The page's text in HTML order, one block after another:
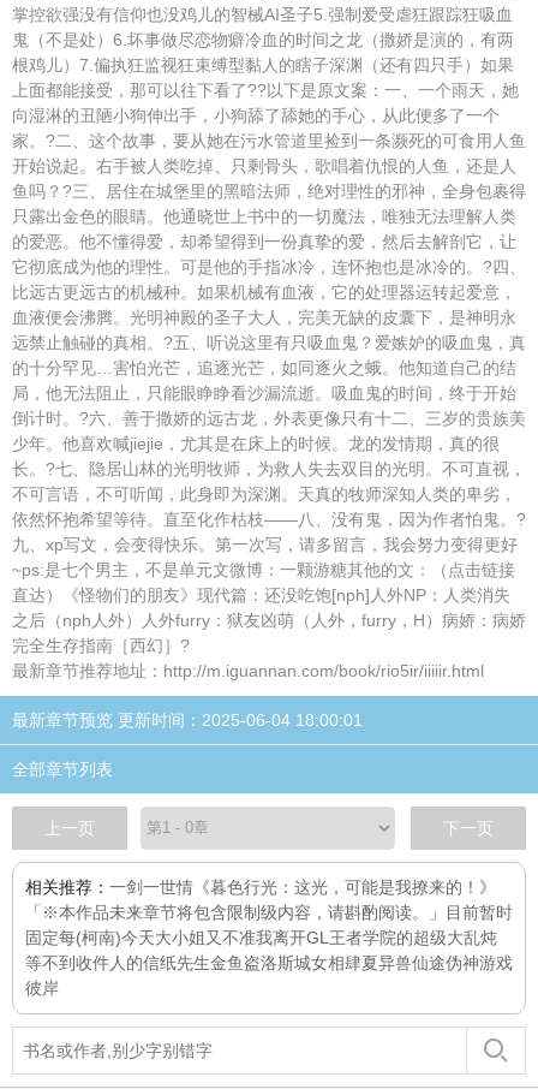
掌控欲强没有信仰也没鸡儿的智械AI圣子5.强制爱受虐狂跟踪狂吸血
鬼（不是处）6.坏事做尽恋物癖冷血的时间之龙（撒娇是演的，有两
根鸡儿）7.偏执狂监视狂束缚型黏人的瞎子深渊（还有四只手）如果
上面都能接受，那可以往下看了??以下是原文案：一、一个雨天，她
向湿淋的丑陋小狗伸出手，小狗舔了舔她的手心，从此便多了一个
家。?二、这个故事，要从她在污水管道里捡到一条濒死的可食用人鱼
开始说起。右手被人类吃掉、只剩骨头，歌唱着仇恨的人鱼，还是人
鱼吗？?三、居住在城堡里的黑暗法师，绝对理性的邪神，全身包裹得
只露出金色的眼睛。他通晓世上书中的一切魔法，唯独无法理解人类
的爱恶。他不懂得爱，却希望得到一份真挚的爱，然后去解剖它，让
它彻底成为他的理性。可是他的手指冰冷，连怀抱也是冰冷的。?四、
比远古更远古的机械种。如果机械有血液，它的处理器运转起爱意，
血液便会沸腾。光明神殿的圣子大人，完美无缺的皮囊下，是神明永
远禁止触碰的真相。?五、听说这里有只吸血鬼？爱嫉妒的吸血鬼，真
的十分罕见…害怕光芒，追逐光芒，如同逐火之蛾。他知道自己的结
局，他无法阻止，只能眼睁睁看沙漏流逝。吸血鬼的时间，终于开始
倒计时。?六、善于撒娇的远古龙，外表更像只有十二、三岁的贵族美
少年。他喜欢喊jiejie，尤其是在床上的时候。龙的发情期，真的很
长。?七、隐居山林的光明牧师，为救人失去双目的光明。不可直视，
不可言语，不可听闻，此身即为深渊。天真的牧师深知人类的卑劣，
依然怀抱希望等待。直至化作枯枝——八、没有鬼，因为作者怕鬼。?
九、xp写文，会变得快乐。第一次写，请多留言，我会努力变得更好
~ps:是七个男主，不是单元文微博：一颗游糖其他的文：（点击链接
直达）《怪物们的朋友》现代篇：还没吃饱[nph]人外NP：人类消失
之后（nph人外）人外furry：狱友凶萌（人外，furry，H）病娇：病娇
完全生存指南［西幻］?
最新章节推荐地址：http://m.iguannan.com/book/rio5ir/iiiiir.html
最新章节预览 更新时间：2025-06-04 18:00:01
全部章节列表
上一页 下一页
相关推荐： 一剑一世情 《暮色行光：这光，可能是我撩来的！》
「※本作品未来章节将包含限制级内容，请斟酌阅读。」目前暂时
固定每(柯南)今天大小姐又不准我离开GL 王者学院的超级大乱炖
等不到收件人的信纸先生金鱼盗洛斯城女相肆夏异兽仙途伪神游戏
彼岸